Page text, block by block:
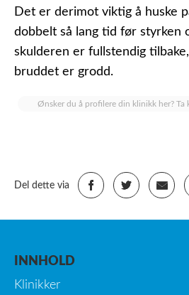
Det er derimot viktig å huske
dobbelt så lang tid før styrken
skulderen er fullstendig
bruddet er grodd.
Ønsker du å profilere din klinikk her? Ta
Del dette via
INNHOLD
Klinikker